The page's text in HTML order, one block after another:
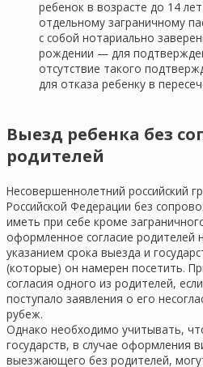
ребенок в возрасте до 14
отдельному заграничному
с собой нотариально
рождении — для
отсутствие такого
для отказа ребенку в
Выезд ребенка без
родителей
Несовершеннолетний российский
Российской Федерации без
иметь при себе кроме
оформленное согласие родителей
указанием срока выезда и
(которые) он намерен посетить.
согласия одного из родителей,
поступало заявления о его
рубеж.
Однако необходимо учитывать,
государств, в случае оформления
выезжающего без родителей,